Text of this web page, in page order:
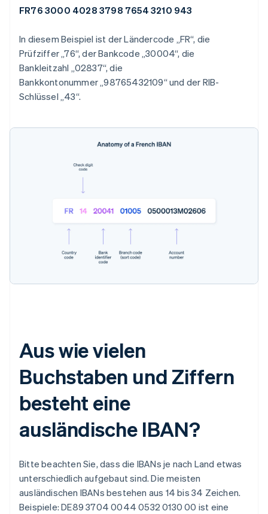
FR76 3000 4028 3798 7654 3210 943
In diesem Beispiel ist der Ländercode „FR“, die
Prüfziffer „76“, der Bankcode „30004“, die
Bankleitzahl „02837“, die
Bankkontonummer „98765432109“ und der RIB-
Schlüssel „43“.
Aus wie vielen
Buchstaben und Ziffern
besteht eine
ausländische IBAN?
Bitte beachten Sie, dass die IBANs je nach Land etwas
unterschiedlich aufgebaut sind. Die meisten
ausländischen IBANs bestehen aus 14 bis 34 Zeichen.
Beispiele: DE89 3704 0044 0532 0130 00 ist eine